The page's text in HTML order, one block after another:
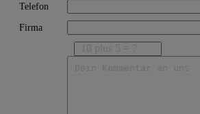
Telefon
Firma